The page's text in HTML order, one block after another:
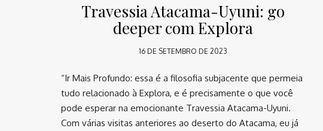
Travessia Atacama-Uyuni: go
deeper com Explora
16 DE SETEMBRO DE 2023
“Ir Mais Profundo: essa é a filosofia subjacente que permeia
tudo relacionado à Explora, e é precisamente o que você
pode esperar na emocionante Travessia Atacama-Uyuni. ⠀
Com várias visitas anteriores ao deserto do Atacama, eu já